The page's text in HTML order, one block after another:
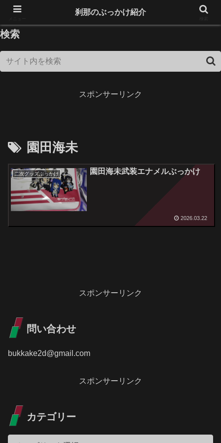
18歳未満は閲覧できません！
検索
スポンサーリンク
園田海未
二次グッズぶっかけ 園田海未武装エナメルぶっかけ
2026.03.22
スポンサーリンク
問い合わせ
bukkake2d@gmail.com
スポンサーリンク
カテゴリー
刹那のぶっかけ紹介